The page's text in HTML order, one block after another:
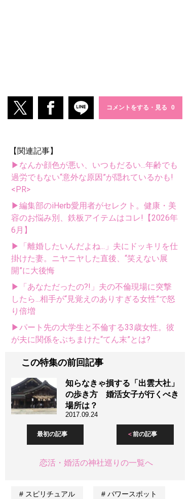
コメントをする・見る
【関連記事】
▶なんか顔色が悪い、いつもだるい...年齢でも
過労でもない“意外な原因”が隠れているかも!
<PR>
▶編集部のiHerb愛用者がセレクト。健康・美
容のお悩み別、鉄板アイテムはコレ!【2026年
6月】
▶「離婚したいんだよね...」夫にドッキリを仕
掛けた妻。ニヤニヤした直後、“笑えない展
開”に大後悔
▶「あなただったの?!」夫の不倫現場に突撃
したら...相手が“見覚えのありすぎる女性”で怒
り倍増
▶パート先の大学生と不倫する33歳女性。彼
が夫に関係をぶちまけた“てん末”とは?
この特集の前回記事
知らなきゃ損する「出雲大社」
の歩き方 婚活女子が行くべき
場所は？
2017.09.24
最初の記事 前の記事
恋活・婚活の神社巡りの一覧へ
スピリチュアル パワースポット